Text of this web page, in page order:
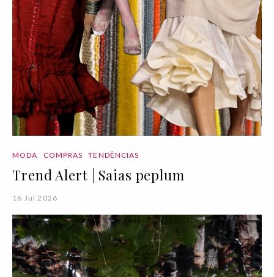
MODA COMPRAS TENDÊNCIAS
Trend Alert | Saias peplum
16 Jul 2026